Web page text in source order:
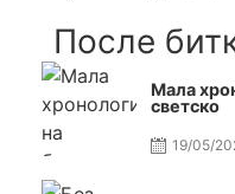
После
Мала
светско
19/05/